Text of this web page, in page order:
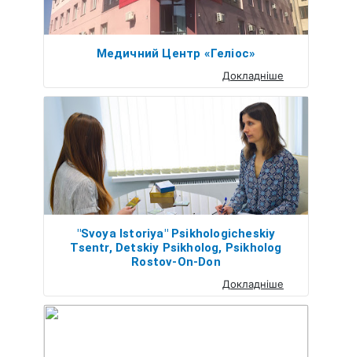
Медичний Центр «Геліос»
Докладніше
"Svoya Istoriya" Psikhologicheskiy
Tsentr, Detskiy Psikholog, Psikholog
Rostov-On-Don
Докладніше